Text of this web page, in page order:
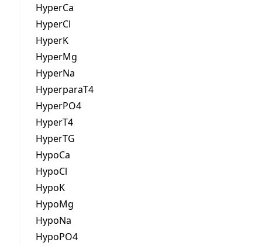
HyperCa
HyperCl
HyperK
HyperMg
HyperNa
HyperparaT4
HyperPO4
HyperT4
HyperTG
HypoCa
HypoCl
HypoK
HypoMg
HypoNa
HypoPO4